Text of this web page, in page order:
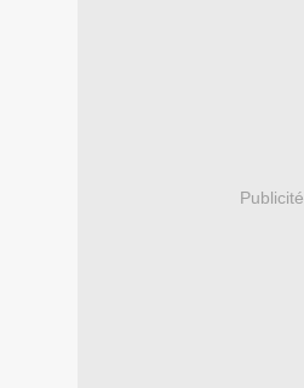
Publicité